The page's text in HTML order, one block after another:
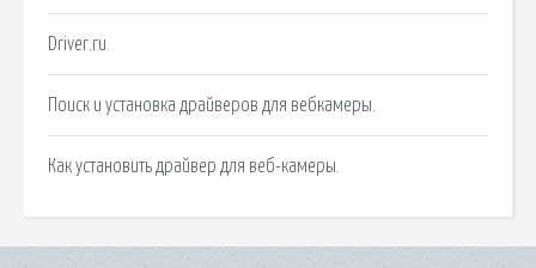
Driver.ru.
Поиск и установка драйверов для вебкамеры.
Как установить драйвер для веб-камеры.